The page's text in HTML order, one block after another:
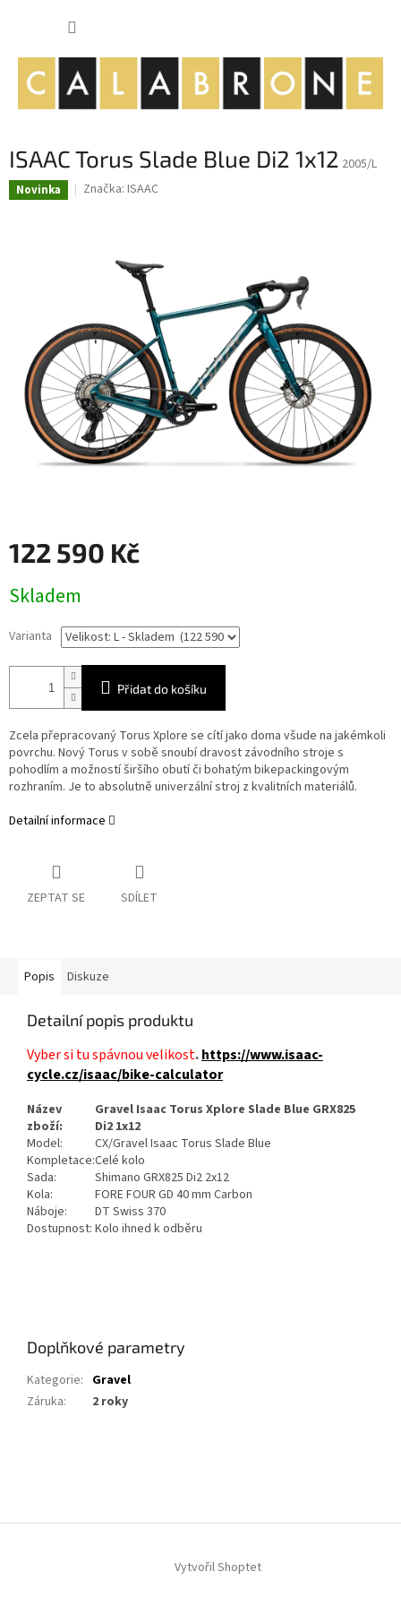
ISAAC Torus Slade Blue Di2 1x12 2005/L
Novinka Značka: ISAAC
122 590 Kč
cena:
Skladem
Varianta
Přidat do košíku
Zcela přepracovaný Torus Xplore se cítí jako doma všude na jakémkoli
povrchu. Nový Torus v sobě snoubí dravost závodního stroje s
pohodlím a možností širšího obutí či bohatým bikepackingovým
rozhraním. Je to absolutně univerzální stroj z kvalitních materiálů.
Detailní informace
ZEPTAT SE SDÍLET
Popis Diskuze
Detailní popis produktu
Vyber si tu spávnou velikost.https://www.isaac-
cycle.cz/isaac/bike-calculator
Název
zboží:
Gravel Isaac Torus Xplore Slade Blue GRX825
Di2 1x12
Model:
CX/Gravel Isaac Torus Slade Blue
Kompletace:Celé kolo
Sada:
Shimano GRX825 Di2 2x12
Kola:
FORE FOUR GD 40 mm Carbon
Náboje:
DT Swiss 370
Dostupnost: Kolo ihned k odběru
Doplňkové parametry
Kategorie: Gravel
Záruka: 2 roky
Vytvořil Shoptet